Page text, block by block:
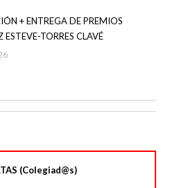
+ ENTREGA DE PREMIOS
ESTEVE-TORRES CLAVÉ
(Colegiad@s)